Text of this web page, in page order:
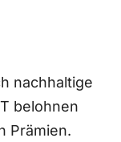
nachhaltige
belohnen
Prämien.